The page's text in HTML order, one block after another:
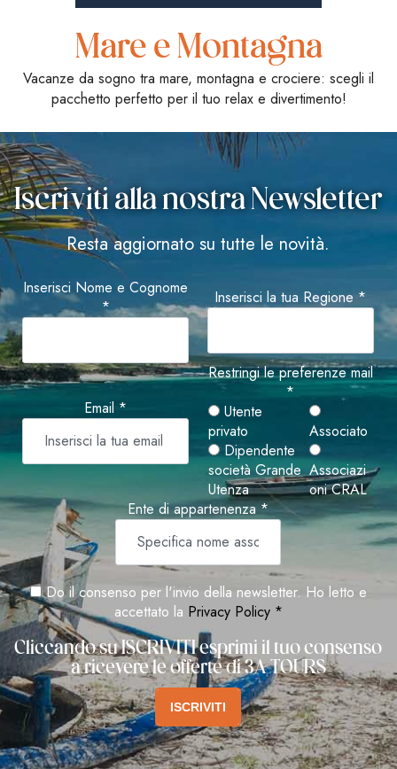
Mare e Montagna
Vacanze da sogno tra mare, montagna e crociere: scegli il
pacchetto perfetto per il tuo relax e divertimento!
Iscriviti alla nostra Newsletter
Resta aggiornato su tutte le novità.
Inserisci Nome e Cognome
*
Inserisci la tua Regione *
Email *
Restringi le preferenze mail
*
Utente
privato
Associato
Dipendente
società Grande
Utenza
Associazi
oni CRAL
Ente di appartenenza *
Do il consenso per l'invio della newsletter. Ho letto e
accettato la Privacy Policy *
Cliccando su ISCRIVITI esprimi il tuo consenso
a ricevere le offerte di 3A TOURS
ISCRIVITI